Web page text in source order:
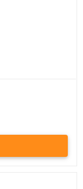
из двух
хлопок.